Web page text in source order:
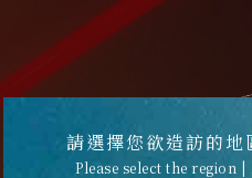
請選擇您欲造訪的地
Please select the region |